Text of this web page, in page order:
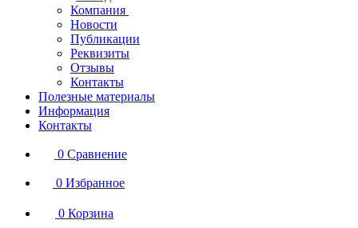
Компания
Новости
Публикации
Реквизиты
Отзывы
Контакты
Полезные материалы
Информация
Контакты
0 Сравнение
0 Избранное
0 Корзина